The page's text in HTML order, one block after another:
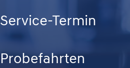
Service-Termin
Probefahrten